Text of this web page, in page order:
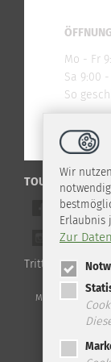
Mo - Fr
Sa 9:00
So
TOURIST-INFO
Werde
Folge
Tritt unserem
Telefon: +49
Mail:
info@
Wir
Erlaubnis
Zur